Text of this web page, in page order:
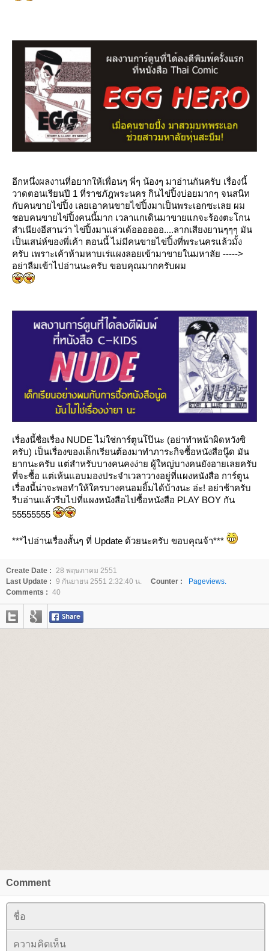
อีกหนึ่งผลงานที่อยากให้เพื่อนๆ พี่ๆ น้องๆ มาอ่านกันครับ เรื่องนี้
วาดตอนเรียนปี 1 ที่ราชภัฎพระนคร กินไข่ปิ้งบ่อยมากๆ จนสนิท
กับคนขายไข่ปิ้ง เลยเอาคนขายไข่ปิ้งมาเป็นพระเอกซะเลย ผม
ชอบคนขายไข่ปิ้งคนนี้มาก เวลาแกเดินมาขายแกจะร้องตะโกน
สำเนียงอีสานว่า ไข่ปิ้งมาแล่วเด้ออออออ....ลากเสียงยานๆๆๆ มัน
เป็นเสน่ห์ของพี่เค้า ตอนนี้ ไม่มีคนขายไข่ปิ้งที่พระนครแล้วมั้ง
ครับ เพราะเค้าห้ามหาบเร่แผงลอยเข้ามาขายในมหาลัย ----->
อย่าลืมเข้าไปอ่านนะครับ ขอบคุณมากครับผม
เรื่องนี้ชื่อเรื่อง NUDE ไม่ใช่การ์ตูนโป๊นะ (อย่าทำหน้าผิดหวังซิ
ครับ) เป็นเรื่องของเด็กเรียนต้องมาทำภาระกิจซื้อหนังสือนู๊ด มัน
ากนะครับ แต่สำหรับบางคนคงง่าย ผู้ใหญ่บางคนยังอายเลยครับ
ที่จะซื้อ แต่เห้นแอบมองประจำเวลาวางอยู่ที่แผงหนังสือ การ์ตูน
เรื่องนี้น่าจะพอทำให้ใครบางคนอมยิ้มได้บ้างนะ อ่ะ! อย่าช้าครับ
รีบอ่านแล้วรีบไปที่แผงหนังสือไปซื้อหนังสือ PLAY BOY กัน
55555555
***ไปอ่านเรื่องสั้นๆ ที่ Update ด้วยนะครับ ขอบคุณจ้า***
Create Date :
28 พฤษภาคม 2551
Last Update : 9 กันยายน 2551 2:32:40 น. Counter :
Pageviews.
Comments : 40
Comment